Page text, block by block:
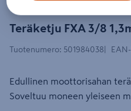
Teräketju FXA 3/8
Tuotenumero: 501984038
Edullinen moottorisahan
Soveltuu moneen yleiseen